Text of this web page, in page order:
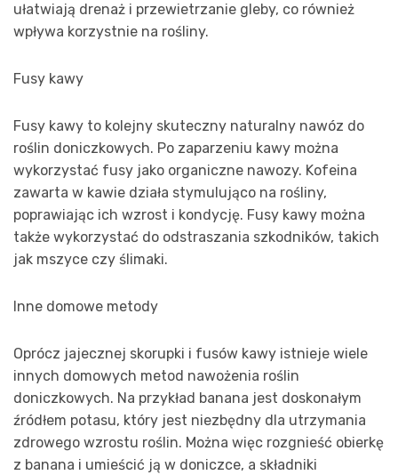
ułatwiają drenaż i przewietrzanie gleby, co również
wpływa korzystnie na rośliny.
Fusy kawy
Fusy kawy to kolejny skuteczny naturalny nawóz do
roślin doniczkowych. Po zaparzeniu kawy można
wykorzystać fusy jako organiczne nawozy. Kofeina
zawarta w kawie działa stymulująco na rośliny,
poprawiając ich wzrost i kondycję. Fusy kawy można
także wykorzystać do odstraszania szkodników, takich
jak mszyce czy ślimaki.
Inne domowe metody
Oprócz jajecznej skorupki i fusów kawy istnieje wiele
innych domowych metod nawożenia roślin
doniczkowych. Na przykład banana jest doskonałym
źródłem potasu, który jest niezbędny dla utrzymania
zdrowego wzrostu roślin. Można więc rozgnieść obierkę
z banana i umieścić ją w doniczce, a składniki